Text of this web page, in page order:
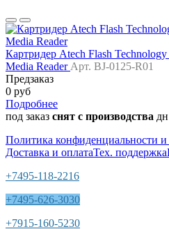
Картридер Atech Flash
Media Reader Арт. BJ-0125-R01
Предзаказ
0 руб
Подробнее
под заказ снят с производства
Политика конфиденциальности и
Доставка и оплатаТех. поддержка
+7495-118-2216
+7495-626-3030
+7915-160-5230